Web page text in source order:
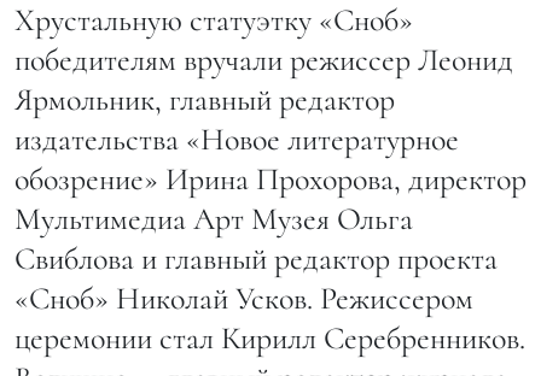
Хрустальную статуэтку «Сноб»
победителям вручали режиссер Леонид
Ярмольник, главный редактор
издательства «Новое литературное
обозрение» Ирина Прохорова, директор
Мультимедиа Арт Музея Ольга
Свиблова и главный редактор проекта
«Сноб» Николай Усков. Режиссером
церемонии стал Кирилл Серебренников.